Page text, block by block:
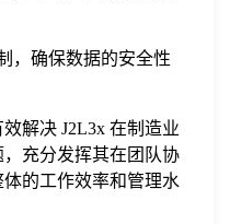
，确保数据的安全性
解决 J2L3x 在制造业
充分发挥其在团队协
的工作效率和管理水